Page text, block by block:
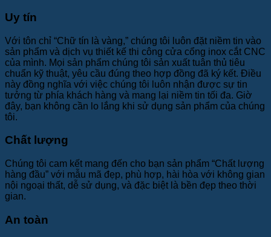
Uy tín
Với tôn chỉ “Chữ tín là vàng,” chúng tôi luôn đặt niềm tin vào
sản phẩm và dịch vụ thiết kế thi công cửa cổng inox cắt CNC
của mình. Mọi sản phẩm chúng tôi sản xuất tuân thủ tiêu
chuẩn kỹ thuật, yêu cầu đúng theo hợp đồng đã ký kết. Điều
này đồng nghĩa với việc chúng tôi luôn nhận được sự tin
tưởng từ phía khách hàng và mang lại niềm tin tối đa. Giờ
đây, bạn không cần lo lắng khi sử dụng sản phẩm của chúng
tôi.
Chất lượng
Chúng tôi cam kết mang đến cho bạn sản phẩm “Chất lượng
hàng đầu” với mẫu mã đẹp, phù hợp, hài hòa với không gian
nội ngoại thất, dễ sử dụng, và đặc biệt là bền đẹp theo thời
gian.
An toàn